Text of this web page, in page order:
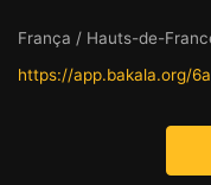
França / Hauts-de-
https://app.bakala.org/